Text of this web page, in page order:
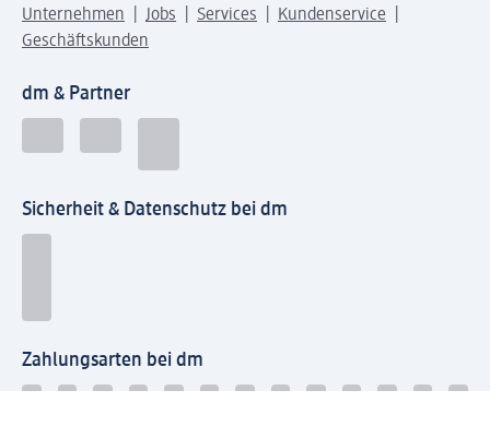
Unternehmen Jobs Services
Kundenservice
Geschäftskunden
dm & Partner
Sicherheit & Datenschutz bei dm
Zahlungsarten bei dm